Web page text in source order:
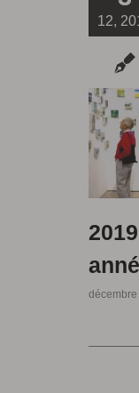
12,